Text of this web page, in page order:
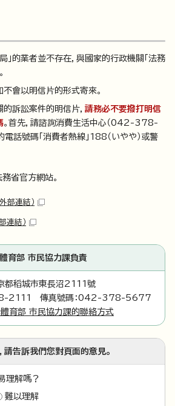
」的業者並不存在，與國家的行政機關「法務
會以明信片的形式寄來。
訴訟案件的明信片， 請務必不要撥打明信
。首先，請諮詢消費生活中心（042-378-
話號碼「消費者熱線」188（いやや）或警
省官方網站。
外部連結）
連結）
育部 市民協力課負責
稻城市東長沼2111號
2111 傳真號碼：042-378-5677
育部 市民協力課的聯絡方式
請告訴我們您對頁面的意見。
理解嗎？
難以理解